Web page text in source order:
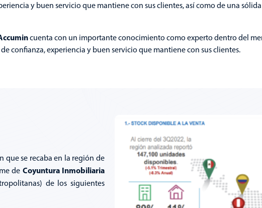
y buen servicio que mantiene con sus clientes, así como de una
cuenta con un importante conocimiento como experto dentro del
confianza, experiencia y buen servicio que mantiene con sus clientes.
que se recaba en la región de
de Coyuntura Inmobiliaria
de los siguientes